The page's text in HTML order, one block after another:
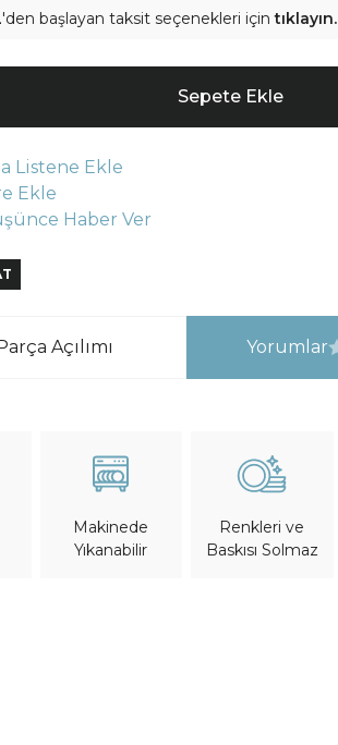
'den başlayan taksit seçenekleri içintıklayın.
Sepete Ekle
Listene Ekle
Ekle
Haber Ver
Açılımı Yorumlar
Makinede
Yıkanabilir
Renkleri ve
Baskısı Solmaz